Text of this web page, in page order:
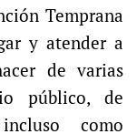
Temprana
y atender a
de varias
público, de
como